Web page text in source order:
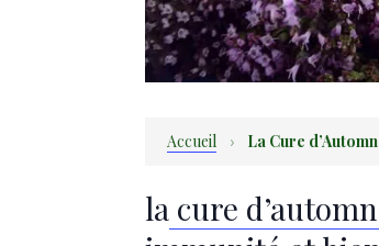
Accueil › La Cure
la cure